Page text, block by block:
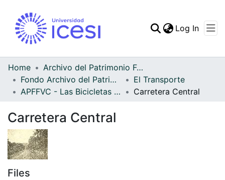
Statistics
Log In
Home
Archivo del Patrimonio Fotográfico y Fílmico del Valle del Cauca
Fondo Archivo del Patrimonio Fotográfico y Fílmico del Valle del Cauca
El Transporte
APFFVC - Las Bicicletas y Ca - Patrimonial
Carretera Central
Carretera Central
Files